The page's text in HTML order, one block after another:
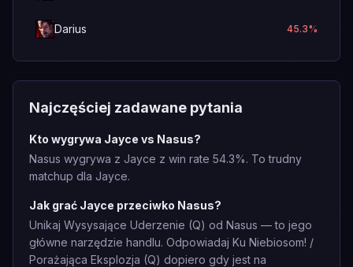
Darius 45.3%
Najczęściej zadawane pytania
Kto wygrywa Jayce vs Nasus?
Nasus wygrywa z Jayce z win rate 54.3%. To trudny
matchup dla Jayce.
Jak grać Jayce przeciwko Nasus?
Unikaj Wysysające Uderzenie (Q) od Nasus — to jego
główne narzędzie handlu. Odpowiadaj Ku Niebiosom! /
Porażająca Eksplozja (Q) dopiero gdy jest na